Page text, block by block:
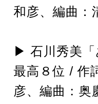
和彦、編曲：
▶︎ 石川秀美
最高８位 / 作
彦、編曲：奥